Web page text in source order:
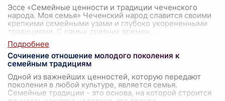
Эссе «Семейные ценности и традиции чеченского
народа. Моя семья» Чеченский народ славится своими
крепкими семейными узами и глубоко укорененными
традициями. С самых древних времен
Сочинение отношение молодого поколения к
семейным традициям
Одной из важнейших ценностей, которую передают
поколения в любой культуре, является семья.
Семейные традиции - это основа, на которой строится